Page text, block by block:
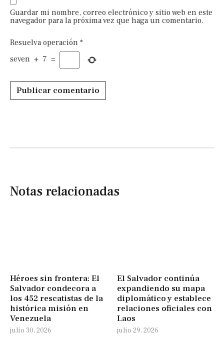
Guardar mi nombre, correo electrónico y sitio web en este
navegador para la próxima vez que haga un comentario.
Resuelva operación *
seven + 7 =
Notas relacionadas
Héroes sin frontera: El
Salvador condecora a
los 452 rescatistas de la
histórica misión en
Venezuela
julio 30, 2026
El Salvador continúa
expandiendo su mapa
diplomático y establece
relaciones oficiales con
Laos
julio 29, 2026